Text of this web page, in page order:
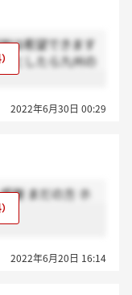
は希望できます
としたら九州の
2022年6月30日 00:29
謝 まだの方 ホ
2022年6月20日 16:14